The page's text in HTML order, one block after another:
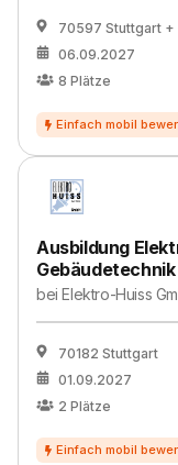
70597 Stuttgart +
06.09.2027
8 Plätze
Ausbildung
Gebäudetechnik
beiElektro-Huiss
70182 Stuttgart
01.09.2027
2 Plätze